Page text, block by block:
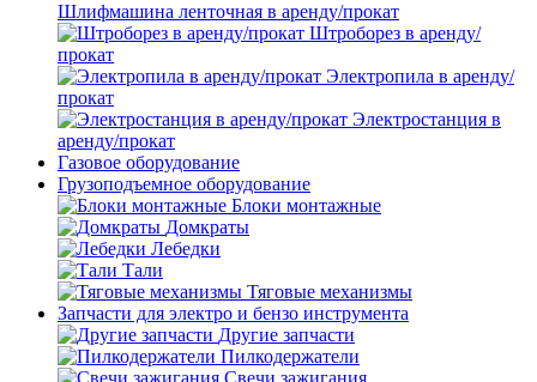
Шлифмашина ленточная в аренду/прокат
Штроборез в аренду/
прокат
Электропила в аренду/
прокат
Электростанция в
аренду/прокат
Газовое оборудование
Грузоподъемное оборудование
Блоки монтажные
Домкраты
Лебедки
Тали
Тяговые механизмы
Запчасти для электро и бензо инструмента
Другие запчасти
Пилкодержатели
Свечи зажигания